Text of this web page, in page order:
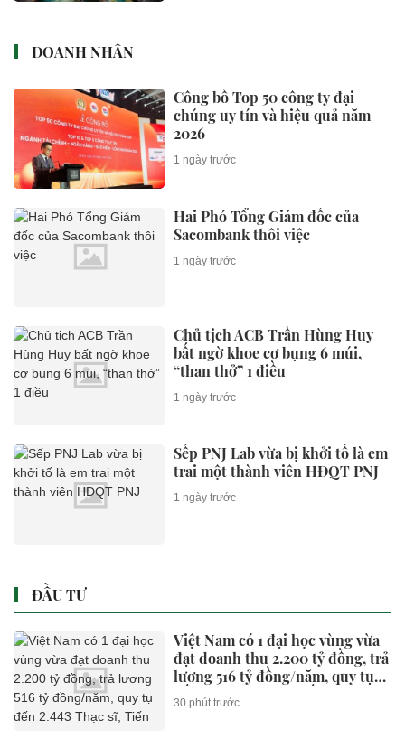
DOANH NHÂN
Công bố Top 50 công ty đại
chúng uy tín và hiệu quả năm
2026
1 ngày trước
Hai Phó Tổng Giám đốc của
Sacombank thôi việc
1 ngày trước
Chủ tịch ACB Trần Hùng Huy
bất ngờ khoe cơ bụng 6 múi,
“than thở” 1 điều
1 ngày trước
Sếp PNJ Lab vừa bị khởi tố là em
trai một thành viên HĐQT PNJ
1 ngày trước
ĐẦU TƯ
Việt Nam có 1 đại học vùng vừa
đạt doanh thu 2.200 tỷ đồng, trả
lương 516 tỷ đồng/năm, quy tụ
đến 2.443 Thạc sĩ, Tiến sĩ, Phó
Giáo sư, Giáo sư
30 phút trước